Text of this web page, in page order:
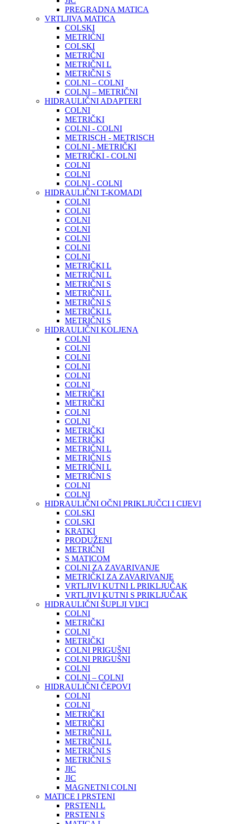
PREGRADNA MATICA
VRTLJIVA MATICA
COLSKI
METRIČNI
COLSKI
METRIČNI
METRIČNI L
METRIČNI S
COLNI – COLNI
COLNI – METRIČNI
HIDRAULIČNI ADAPTERI
COLNI
METRIČKI
COLNI - COLNI
METRISCH - METRISCH
COLNI - METRIČKI
METRIČKI - COLNI
COLNI
COLNI
COLNI - COLNI
HIDRAULIČNI T-KOMADI
COLNI
COLNI
COLNI
COLNI
COLNI
COLNI
COLNI
METRIČKI L
METRIČNI L
METRIČNI S
METRIČNI L
METRIČNI S
METRIČKI L
METRIČNI S
HIDRAULIČNI KOLJENA
COLNI
COLNI
COLNI
COLNI
COLNI
COLNI
METRIČKI
METRIČKI
COLNI
COLNI
METRIČKI
METRIČKI
METRIČNI L
METRIČNI S
METRIČNI L
METRIČNI S
COLNI
COLNI
HIDRAULIČNI OČNI PRIKLJUČCI I CIJEVI
COLSKI
COLSKI
KRATKI
PRODUŽENI
METRIČNI
S MATICOM
COLNI ZA ZAVARIVANJE
METRIČKI ZA ZAVARIVANJE
VRTLJIVI KUTNI L PRIKLJUČAK
VRTLJIVI KUTNI S PRIKLJUČAK
HIDRAULIČNI ŠUPLJI VIJCI
COLNI
METRIČKI
COLNI
METRIČKI
COLNI PRIGUŠNI
COLNI PRIGUŠNI
COLNI
COLNI – COLNI
HIDRAULIČNI ČEPOVI
COLNI
COLNI
METRIČKI
METRIČKI
METRIČNI L
METRIČNI L
METRIČNI S
METRIČNI S
JIC
JIC
MAGNETNI COLNI
MATICE I PRSTENI
PRSTENI L
PRSTENI S